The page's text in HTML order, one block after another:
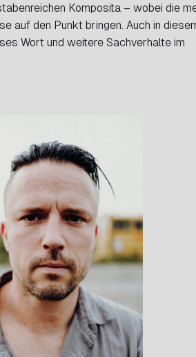
Komposita – wobei die
auf den Punkt bringen. Auch in
Wort und weitere Sachverhalte im